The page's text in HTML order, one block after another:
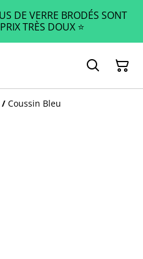
DE VERRE BRODÉS SONT
TRÈS DOUX ⭐️
/ Coussin Bleu